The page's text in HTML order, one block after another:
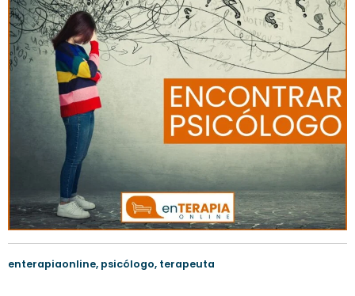
enterapiaonline, psicólogo, terapeuta